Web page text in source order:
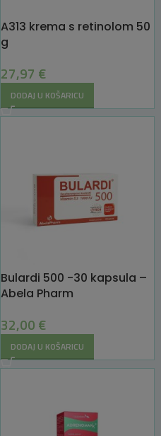
A313 krema s retinolom 50
g
27,97 €
DODAJ U KOŠARICU
Bulardi 500 -30 kapsula –
Abela Pharm
32,00 €
DODAJ U KOŠARICU